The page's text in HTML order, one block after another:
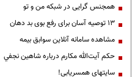
همجنس گرایی در شبکه من و تو
13 توصیه آسان برای رفع بوی بد دهان
مشاهده سامانه آنلاين سوابق بیمه
حكم آيت‌الله مكارم درباره شاهين نجفي
سایتهای همسریابی!